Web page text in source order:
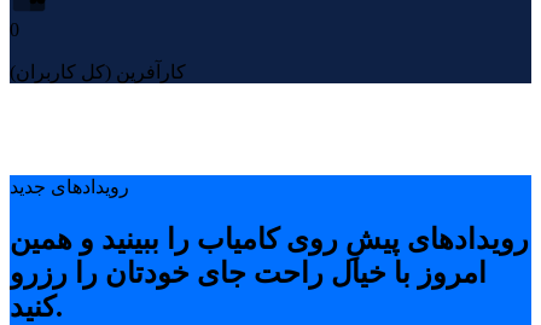
0
کارآفرین (کل کاربران)
رویدادهای جدید
رویدادهای پیشِ روی کامیاب را ببینید و همین
امروز با خیال راحت جای خودتان را رزرو
کنید.